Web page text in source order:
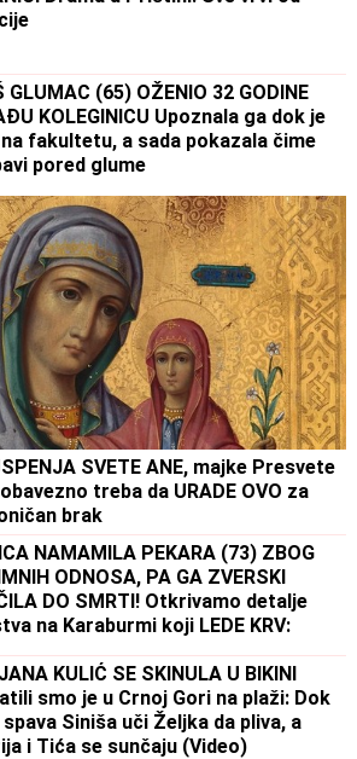
GLUMAC (65) OŽENIO 32 GODINE
KOLEGINICU Upoznala ga dok je
na fakultetu, a sada pokazala čime
pored glume
SVETE ANE, majke Presvete
treba da URADE OVO za
brak
NAMAMILA PEKARA (73) ZBOG
ODNOSA, PA GA ZVERSKI
DO SMRTI! Otkrivamo detalje
na Karaburmi koji LEDE KRV:
pljačkali
KULIĆ SE SKINULA U BIKINI
smo je u Crnoj Gori na plaži: Dok
spava Siniša uči Željka da pliva, a
i Tića se sunčaju (Video)